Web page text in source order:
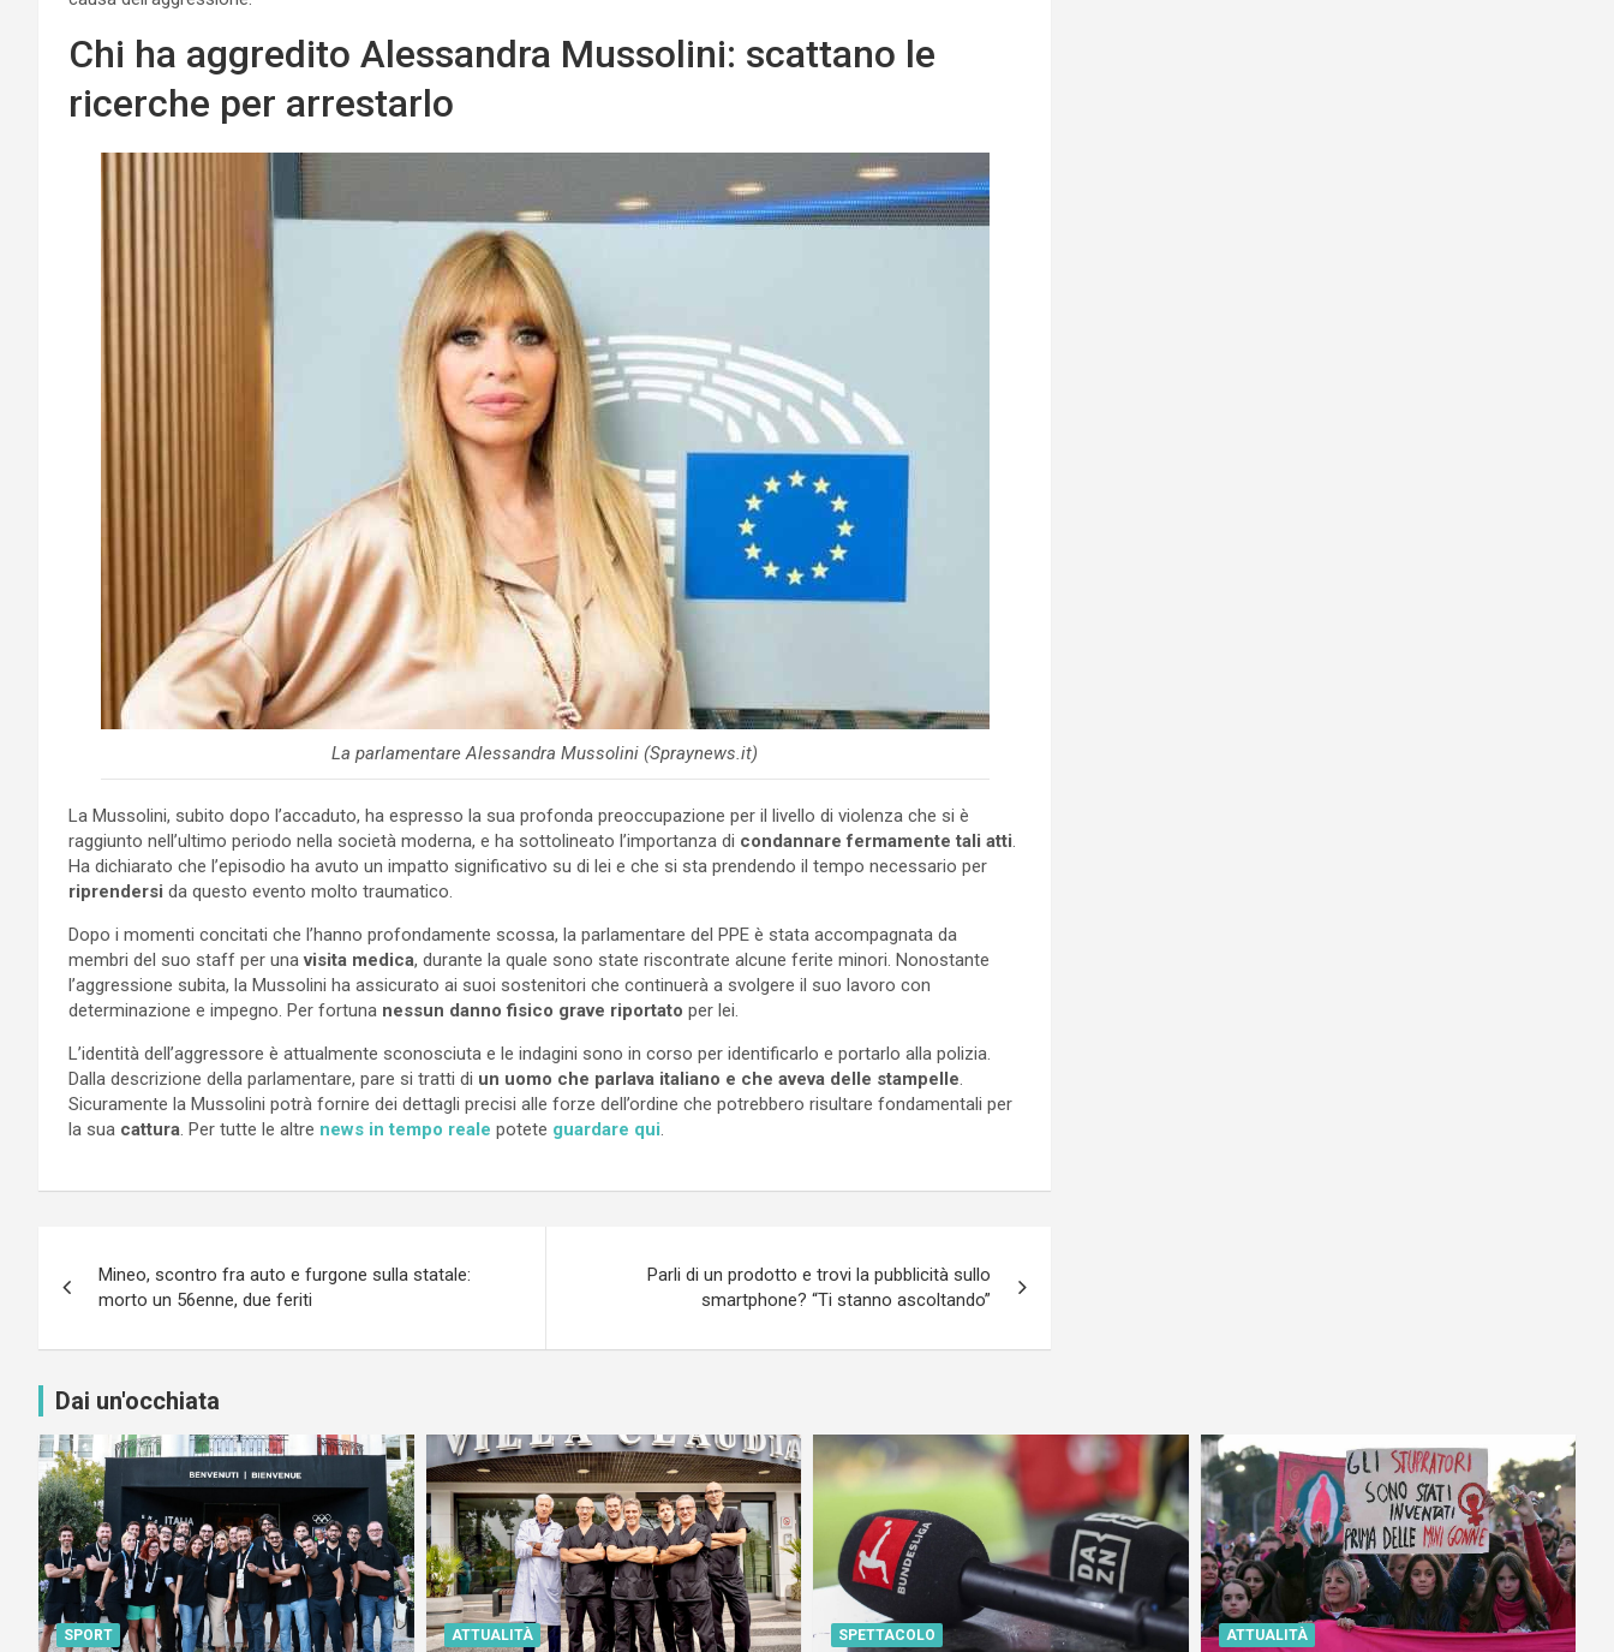
Chi ha aggredito Alessandra Mussolini: scattano le
ricerche per arrestarlo
La parlamentare Alessandra Mussolini (Spraynews.it)
La Mussolini, subito dopo l’accaduto, ha espresso la sua profonda preoccupazione per il livello di violenza che si è
raggiunto nell’ultimo periodo nella società moderna, e ha sottolineato l’importanza di condannare fermamente tali atti
Ha dichiarato che l’episodio ha avuto un impatto significativo su di lei e che si sta prendendo il tempo necessario per
riprendersi da questo evento molto traumatico.
Dopo i momenti concitati che l’hanno profondamente scossa, la parlamentare del PPE è stata accompagnata da
membri del suo staff per unavisita medica, durante la quale sono state riscontrate alcune ferite minori. Nonostante
l’aggressione subita, la Mussolini ha assicurato ai suoi sostenitori che continuerà a svolgere il suo lavoro con
determinazione e impegno. Per fortuna nessun danno fisico grave riportato per lei.
L’identità dell’aggressore è attualmente sconosciuta e le indagini sono in corso per identificarlo e portarlo alla polizia.
Dalla descrizione della parlamentare, pare si tratti di un uomo che parlava italiano e che aveva delle stampelle
Sicuramente la Mussolini potrà fornire dei dettagli precisi alle forze dell’ordine che potrebbero risultare fondamentali per
la sua cattura . Per tutte le altre news in tempo reale potete guardare qui
articoli
Mineo, scontro fra auto e furgone sulla statale:
morto un 56enne, due feriti
Parli di un prodotto e trovi la pubblicità sullo
smartphone? “Ti stanno ascoltando”
Dai un'occhiata
SPORT ATTUALITÀ SPETTACOLO ATTUALITÀ